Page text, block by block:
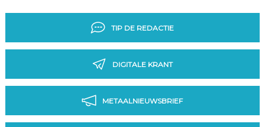
TIP DE REDACTIE
DIGITALE KRANT
METAALNIEUWSBRIEF